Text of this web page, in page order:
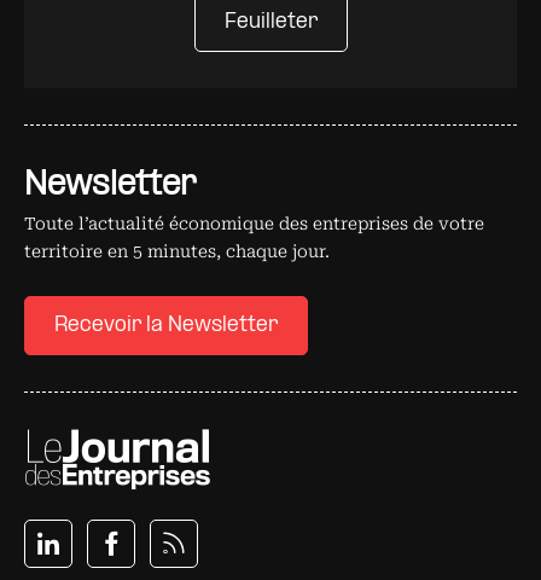
Newsletter
Toute l’actualité économique des entreprises de votre
territoire en 5 minutes, chaque jour.
Recevoir la Newsletter
Feuilleter